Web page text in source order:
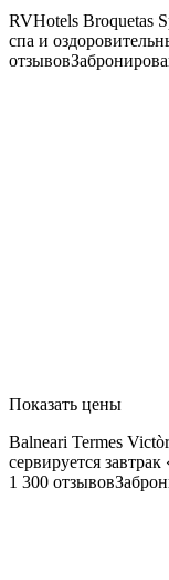
RVHotels Broquetas
спа и
Показать цены
Balneari Termes
сервируется
1 300